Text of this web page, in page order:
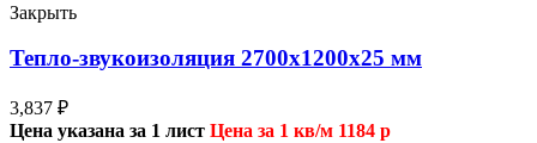
Закрыть
Тепло-звукоизоляция 2700х1200х25 мм
3,837 ₽
Цена указана за 1 лист Цена за 1 кв/м 1184 р